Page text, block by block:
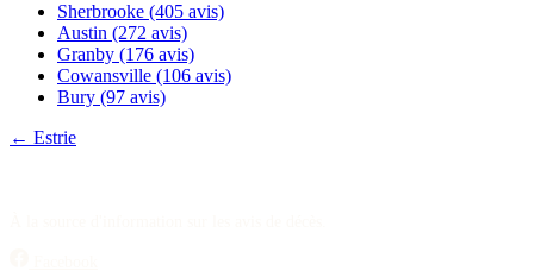
Sherbrooke (405 avis)
Austin (272 avis)
Granby (176 avis)
Cowansville (106 avis)
Bury (97 avis)
← Estrie